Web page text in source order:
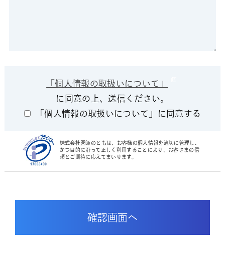
「個人情報の取扱いについて」
に同意の上、送信ください。
「個人情報の取扱いについて」に同意する
株式会社医師のともは、お客様の個人情報を適切に管理し、
かつ目的に沿って正しく利用することにより、お客さまの信
頼とご期待に応えてまいります。